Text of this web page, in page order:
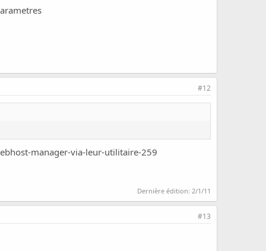
#12
manager-via-leur-utilitaire-259
Dernière édition: 2/1/11
#13